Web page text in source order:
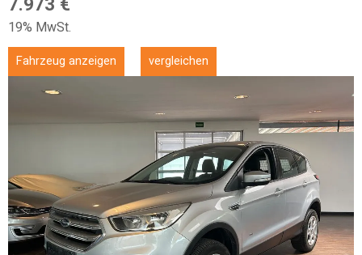
19% MwSt.
Fahrzeug anzeigen vergleichen